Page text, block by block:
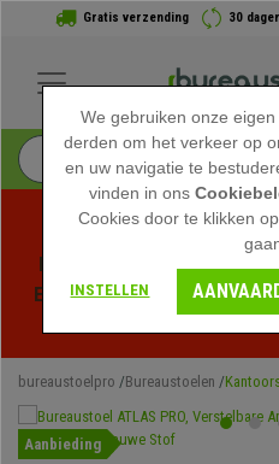
Gratis verzending 30
Profiteer van de
Exclusieve kortingen voor
bureaustoelpro Bureaustoelen
Aanbieding
We gebruiken onze
derden om het verkeer op
en uw navigatie te
vinden in ons
Cookies door te klikken
INSTELLEN